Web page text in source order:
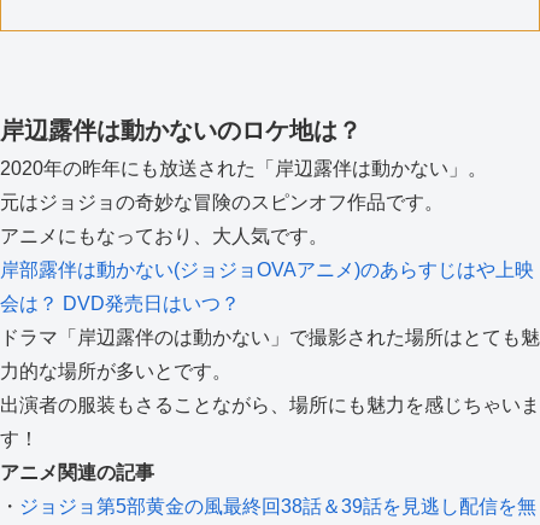
岸辺露伴は動かないのロケ地は？
2020年の昨年にも放送された「岸辺露伴は動かない」。
元はジョジョの奇妙な冒険のスピンオフ作品です。
アニメにもなっており、大人気です。
岸部露伴は動かない(ジョジョOVAアニメ)のあらすじはや上映
会は？ DVD発売日はいつ？
ドラマ「岸辺露伴のは動かない」で撮影された場所はとても魅
力的な場所が多いとです。
出演者の服装もさることながら、場所にも魅力を感じちゃいま
す！
アニメ関連の記事
・ ジョジョ第5部黄金の風最終回38話＆39話を見逃し配信を無